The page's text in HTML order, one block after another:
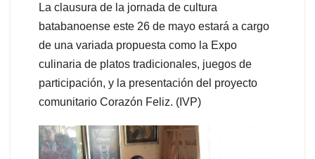
La clausura de la jornada de cultura
batabanoense este 26 de mayo estará a cargo
de una variada propuesta como la Expo
culinaria de platos tradicionales, juegos de
participación, y la presentación del proyecto
comunitario Corazón Feliz. (IVP)